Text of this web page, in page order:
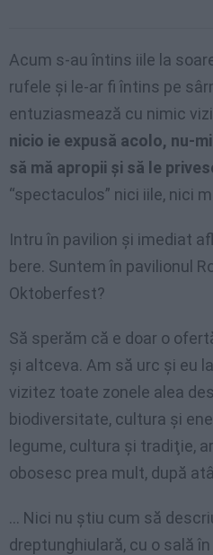
Acum s-au întins iile la
rufele şi le-ar fi întins pe
entuziasmează cu nimic
nicio ie expusă acolo, nu-
să mă apropii şi să le
“spectaculos” nici iile, nici
Intru în pavilion şi imediat
bere. Suntem în pavilionul
Oktoberfest?
Să sperăm că e doar o
şi altceva. Am să urc şi eu
vizitez toate zonele alea
biodiversitate, cultura şi
legume, cultura şi tradiţie,
obosesc prea mult, după
… Nici nu ştiu cum să
dreptunghiulară, cu o sală